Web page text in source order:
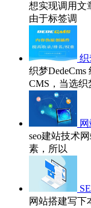
想实现调用文
由于标签调
织
织梦
CMS，当选织
seo建站技术
素，所以
网站搭建写下